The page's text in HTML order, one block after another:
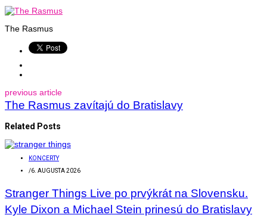
The Rasmus
previous article
The Rasmus zavítajú do Bratislavy
Related Posts
KONCERTY
/6. AUGUSTA 2026
Stranger Things Live po prvýkrát na Slovensku.
Kyle Dixon a Michael Stein prinesú do Bratislavy